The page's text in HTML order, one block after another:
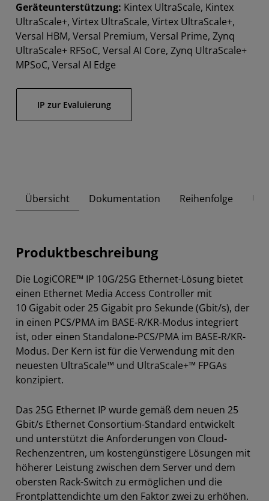
Geräteunterstützung: Kintex UltraScale, Kintex
UltraScale+, Virtex UltraScale, Virtex UltraScale+,
Versal HBM, Versal Premium, Versal Prime, Zynq
UltraScale+ RFSoC, Versal AI Core, Zynq UltraScale+
MPSoC, Versal AI Edge
IP zur Evaluierung
Übersicht Dokumentation Reihenfolge
Produktbeschreibung
Die LogiCORE™ IP 10G/25G Ethernet-Lösung bietet
einen Ethernet Media Access Controller mit
10 Gigabit oder 25 Gigabit pro Sekunde (Gbit/s), der
in einen PCS/PMA im BASE-R/KR-Modus integriert
ist, oder einen Standalone-PCS/PMA im BASE-R/KR-
Modus. Der Kern ist für die Verwendung mit den
neuesten UltraScale™ und UltraScale+™ FPGAs
konzipiert.
Das 25G Ethernet IP wurde gemäß dem neuen 25
Gbit/s Ethernet Consortium-Standard entwickelt
und unterstützt die Anforderungen von Cloud-
Rechenzentren, um kostengünstigere Lösungen mit
höherer Leistung zwischen dem Server und dem
obersten Rack-Switch zu ermöglichen und die
Frontplattendichte um den Faktor zwei zu erhöhen.